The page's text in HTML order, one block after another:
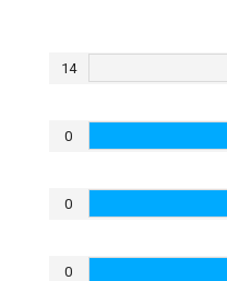
14
0
0
0